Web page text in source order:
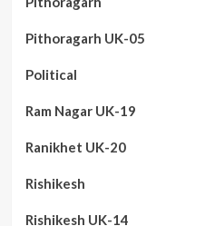
Pithoragarh UK-05
Political
Ram Nagar UK-19
Ranikhet UK-20
Rishikesh
Rishikesh UK-14